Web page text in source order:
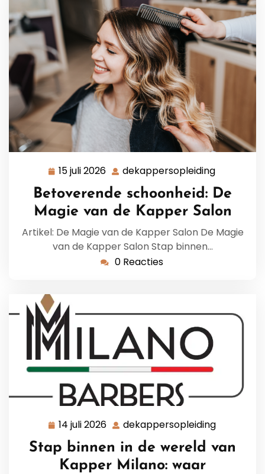
15 juli 2026 15
juli
2026
dekappersopleiding
Betoverende schoonheid: De
Magie van de Kapper Salon
Artikel: De Magie van de Kapper Salon De Magie
van de Kapper Salon Stap binnen…
0 Reacties
14 juli 2026 14
2026
dekappersopleiding
Stap binnen in de wereld van
Kapper Milano: waar